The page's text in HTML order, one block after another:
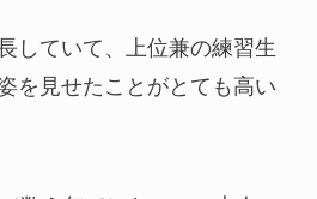
していて、上位兼の練習生
を見せたことがとても高い